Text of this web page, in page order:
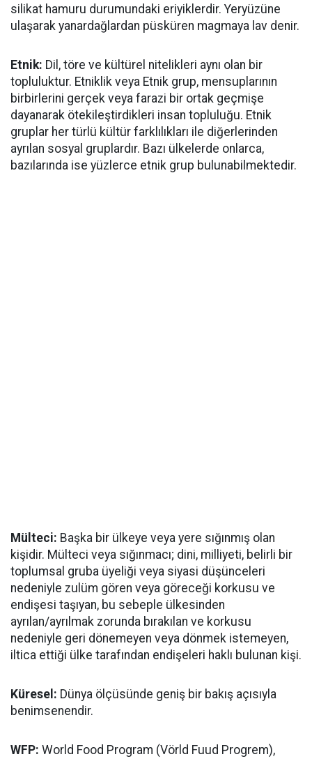
silikat hamuru durumundaki eriyiklerdir. Yeryüzüne
ulaşarak yanardağlardan püsküren magmaya lav denir.
Etnik: Dil, töre ve kültürel nitelikleri aynı olan bir
topluluktur. Etniklik veya Etnik grup, mensuplarının
birbirlerini gerçek veya farazi bir ortak geçmişe
dayanarak ötekileştirdikleri insan topluluğu. Etnik
gruplar her türlü kültür farklılıkları ile diğerlerinden
ayrılan sosyal gruplardır. Bazı ülkelerde onlarca,
bazılarında ise yüzlerce etnik grup bulunabilmektedir.
Mülteci: Başka bir ülkeye veya yere sığınmış olan
kişidir. Mülteci veya sığınmacı; dini, milliyeti, belirli bir
toplumsal gruba üyeliği veya siyasi düşünceleri
nedeniyle zulüm gören veya göreceği korkusu ve
endişesi taşıyan, bu sebeple ülkesinden
ayrılan/ayrılmak zorunda bırakılan ve korkusu
nedeniyle geri dönemeyen veya dönmek istemeyen,
iltica ettiği ülke tarafından endişeleri haklı bulunan kişi.
Küresel: Dünya ölçüsünde geniş bir bakış açısıyla
benimsenendir.
WFP: World Food Program (Vörld Fuud Progrem),